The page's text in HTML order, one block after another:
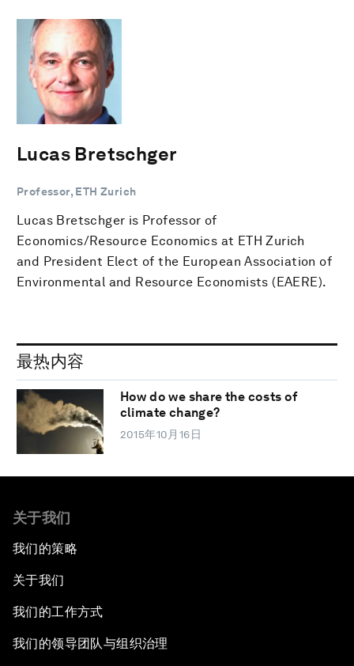
Lucas Bretschger
Professor, ETH Zurich
Lucas Bretschger is Professor of
Economics/Resource Economics at ETH Zurich
and President Elect of the European Association of
Environmental and Resource Economists (EAERE).
最热内容
How do we share the costs of
climate change?
2015年10月16日
关于我们
我们的策略
关于我们
我们的工作方式
我们的领导团队与组织治理